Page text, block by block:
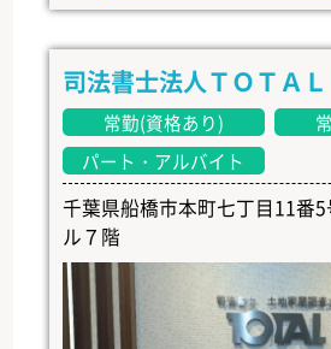
司法書士法人ＴＯＴＡＬ
常勤(資格あり)
パート・アルバイト
千葉県船橋市本町七丁目11番
ル７階